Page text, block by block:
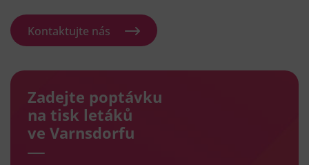
Kontaktujte nás
Zadejte poptávku
na tisk letáků
ve Varnsdorfu